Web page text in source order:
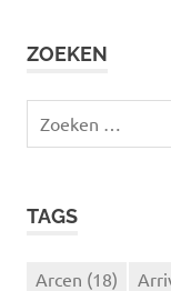
ZOEKEN
e
TAGS
Arcen (18)